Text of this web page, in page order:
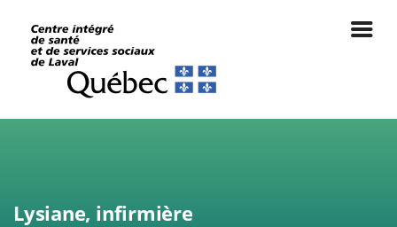
Lysiane, infirmière